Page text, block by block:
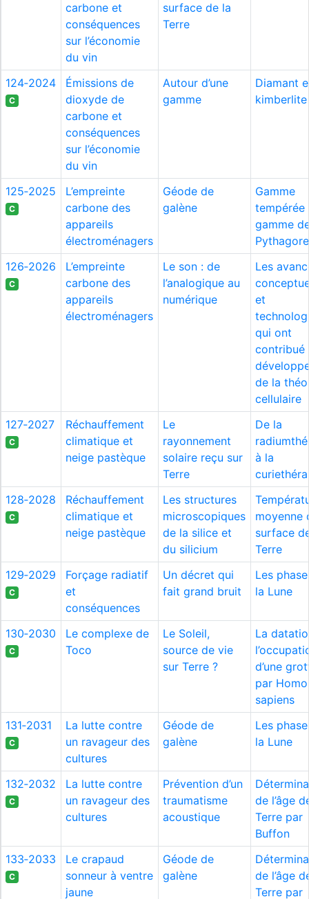
carbone et
conséquences
sur l’économie
du vin
surface de la
Terre
124‑2024
C
Émissions de
dioxyde de
carbone et
conséquences
sur l’économie
du vin
Autour d’une
gamme
Diamant
kimberlite
125‑2025
C
L’empreinte
carbone des
appareils
électroménagers
Géode de
galène
Gamme
tempérée
gamme
Pythagore
126‑2026
C
L’empreinte
carbone des
appareils
électroménagers
Le son : de
l’analogique au
numérique
Les
et
qui ont
contribué
de la
cellulaire
127‑2027
C
Réchauffement
climatique et
neige pastèque
Le
rayonnement
solaire reçu sur
Terre
De la
à la
128‑2028
C
Réchauffement
climatique et
neige pastèque
Les structures
microscopiques
de la silice et
du silicium
moyenne
surface
Terre
129‑2029
C
Forçage radiatif
et
conséquences
Un décret qui
fait grand bruit
Les
la Lune
130‑2030
C
Le complexe de
Toco
Le Soleil,
source de vie
sur Terre ?
La
d’une
par Homo
sapiens
131‑2031
C
La lutte contre
un ravageur des
cultures
Géode de
galène
Les
la Lune
132‑2032
C
La lutte contre
un ravageur des
cultures
Prévention d’un
traumatisme
acoustique
de l’âge
Terre par
Buffon
133‑2033
C
Le crapaud
sonneur à ventre
jaune
Géode de
galène
de l’âge
Terre par